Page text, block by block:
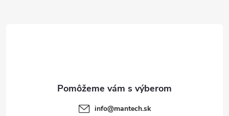
info@mantech.sk